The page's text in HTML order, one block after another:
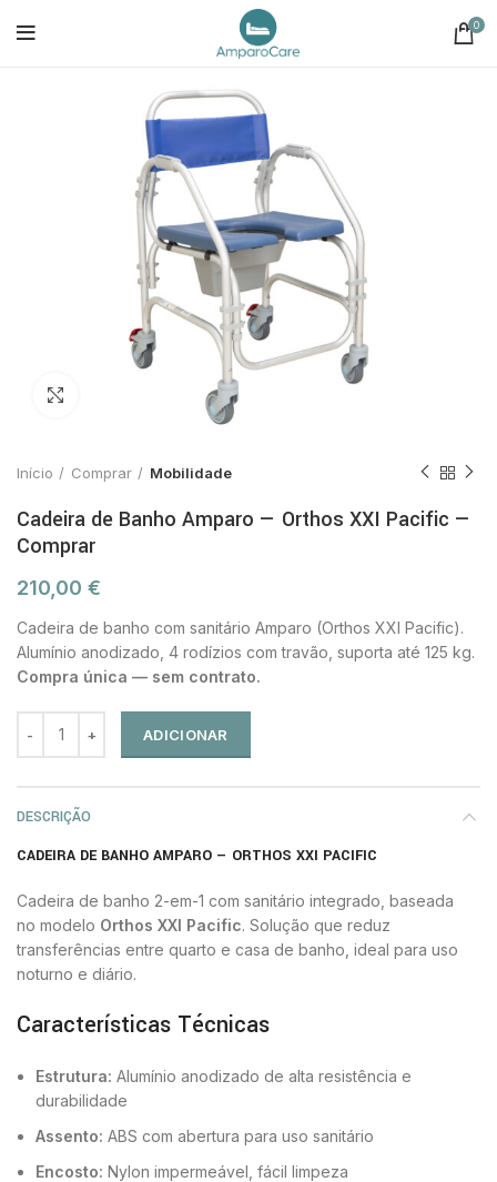
0
Início Comprar Mobilidade
Cadeira de Banho Amparo — Orthos XXI Pacific —
Comprar
210,00 €
Cadeira de banho com sanitário Amparo (Orthos XXI Pacific).
Alumínio anodizado, 4 rodízios com travão, suporta até 125 kg.
Compra única — sem contrato.
ADICIONAR
DESCRIÇÃO
CADEIRA DE BANHO AMPARO — ORTHOS XXI PACIFIC
Cadeira de banho 2-em-1 com sanitário integrado, baseada
no modelo Orthos XXI Pacific. Solução que reduz
transferências entre quarto e casa de banho, ideal para uso
noturno e diário.
Características Técnicas
Estrutura: Alumínio anodizado de alta resistência e
durabilidade
Assento: ABS com abertura para uso sanitário
Encosto: Nylon impermeável, fácil limpeza